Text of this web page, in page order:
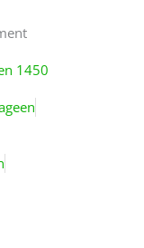
1450